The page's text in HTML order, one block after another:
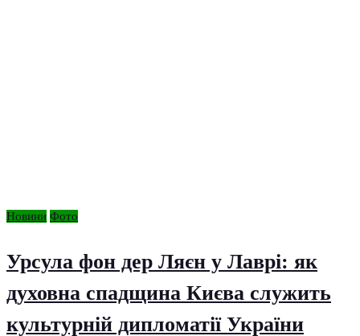
Новини Фото
Урсула фон дер Ляєн у Лаврі: як
духовна спадщина Києва служить
культурній дипломатії України